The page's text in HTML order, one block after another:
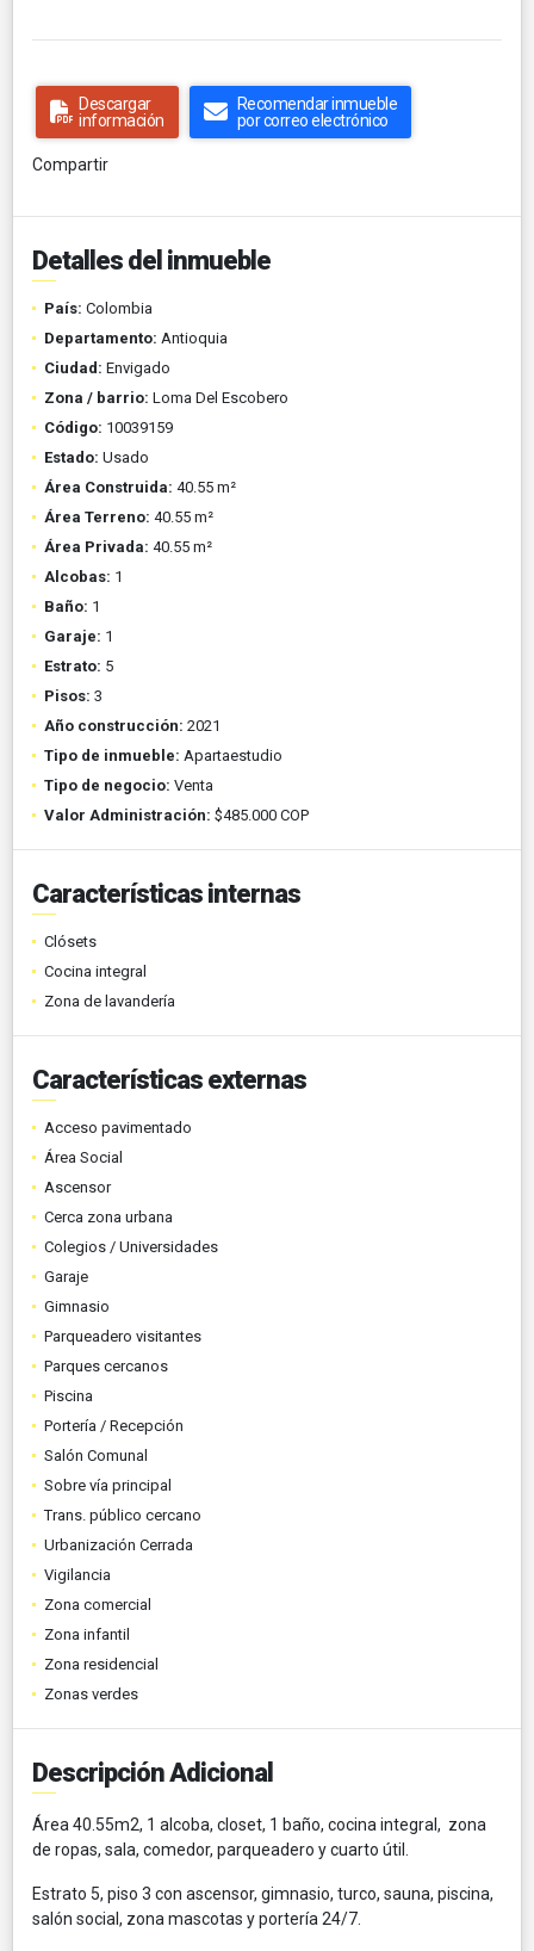
Descargar
información
Recomendar inmueble
por correo electrónico
Compartir
Detalles del inmueble
País: Colombia
Departamento: Antioquia
Ciudad: Envigado
Zona / barrio: Loma Del Escobero
Código: 10039159
Estado: Usado
Área Construida: 40.55 m²
Área Terreno: 40.55 m²
Área Privada: 40.55 m²
Alcobas: 1
Baño: 1
Garaje: 1
Estrato: 5
Pisos: 3
Año construcción: 2021
Tipo de inmueble: Apartaestudio
Tipo de negocio: Venta
Valor Administración: $485.000 COP
Características internas
Clósets
Cocina integral
Zona de lavandería
Características externas
Acceso pavimentado
Área Social
Ascensor
Cerca zona urbana
Colegios / Universidades
Garaje
Gimnasio
Parqueadero visitantes
Parques cercanos
Piscina
Portería / Recepción
Salón Comunal
Sobre vía principal
Trans. público cercano
Urbanización Cerrada
Vigilancia
Zona comercial
Zona infantil
Zona residencial
Zonas verdes
Descripción Adicional
Área 40.55m2, 1 alcoba, closet, 1 baño, cocina integral, zona
de ropas, sala, comedor, parqueadero y cuarto útil.
Estrato 5, piso 3 con ascensor, gimnasio, turco, sauna, piscina,
salón social, zona mascotas y portería 24/7.